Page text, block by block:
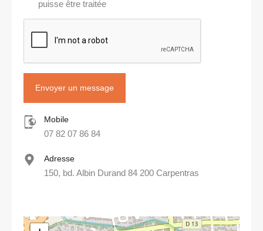
puisse être traitée
Mobile
07 82 07 86 84
Adresse
150, bd. Albin Durand 84 200 Carpentras